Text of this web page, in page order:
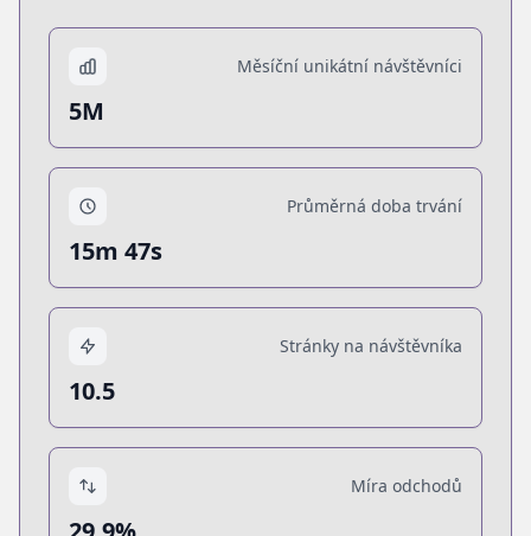
Měsíční unikátní návštěvníci
5M
Průměrná doba trvání
15m 47s
Stránky na návštěvníka
10.5
Míra odchodů